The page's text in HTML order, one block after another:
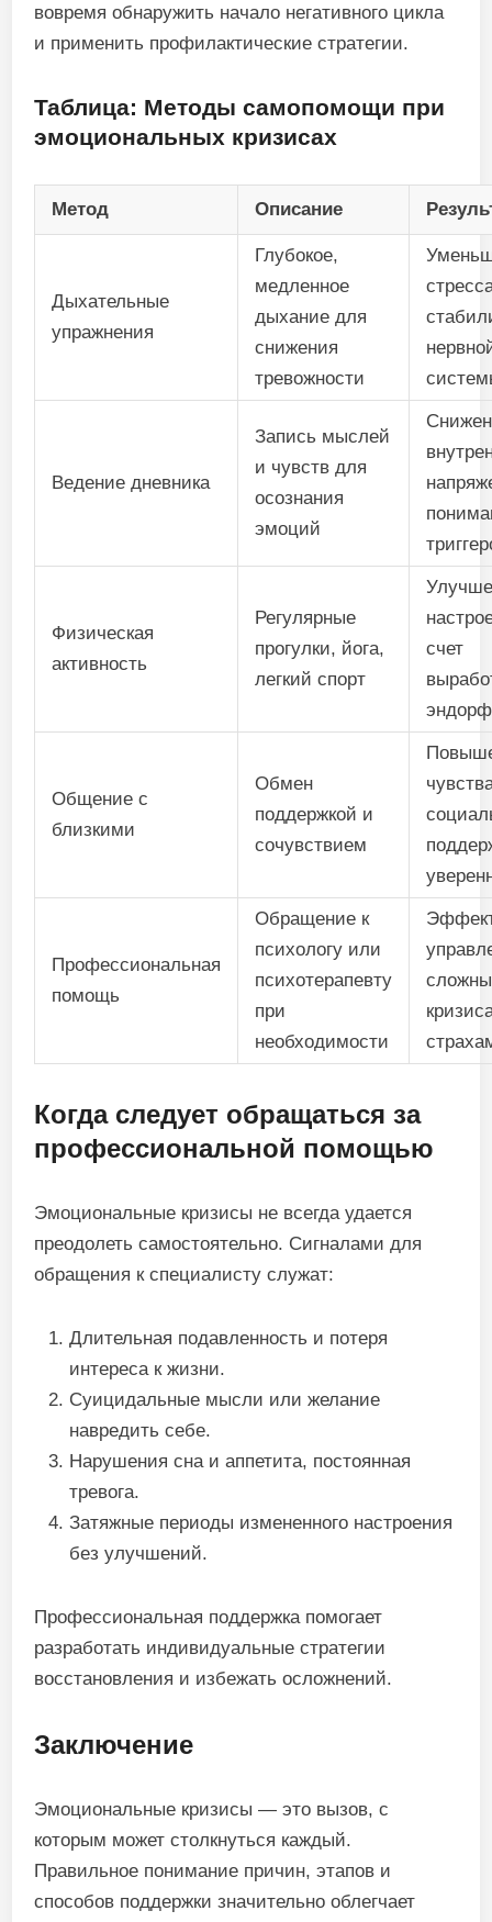
вовремя обнаружить начало негативного цикла
и применить профилактические стратегии.
Таблица: Методы самопомощи при
эмоциональных кризисах
Метод Описание
Дыхательные
упражнения
Глубокое,
медленное
дыхание для
снижения
тревожности
Ведение дневника
Запись мыслей
и чувств для
осознания
эмоций
Физическая
активность
Регулярные
прогулки, йога,
легкий спорт
счет
Общение с
близкими
Обмен
поддержкой и
сочувствием
Профессиональная
помощь
Обращение к
психологу или
психотерапевту
при
необходимости
Когда следует обращаться за
профессиональной помощью
Эмоциональные кризисы не всегда удается
преодолеть самостоятельно. Сигналами для
обращения к специалисту служат:
Длительная подавленность и потеря
интереса к жизни.
Суицидальные мысли или желание
навредить себе.
Нарушения сна и аппетита, постоянная
тревога.
Затяжные периоды измененного настроения
без улучшений.
Профессиональная поддержка помогает
разработать индивидуальные стратегии
восстановления и избежать осложнений.
Заключение
Эмоциональные кризисы — это вызов, с
которым может столкнуться каждый.
Правильное понимание причин, этапов и
способов поддержки значительно облегчает